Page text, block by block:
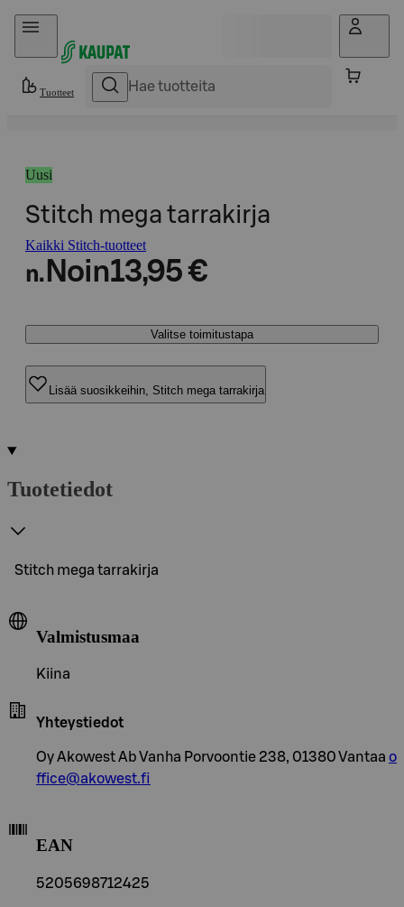
Hyppää sisältöön
Tuotteet
Uusi
Stitch mega tarrakirja
Kaikki Stitch-tuotteet
n. Noin13,95 €
Valitse toimitustapa
Lisää suosikkeihin, Stitch mega tarrakirja
Tuotetiedot
Stitch mega tarrakirja
Valmistusmaa
Kiina
Yhteystiedot
Oy Akowest Ab Vanha Porvoontie 238, 01380 Vantaa o
ffice@akowest.fi
EAN
5205698712425